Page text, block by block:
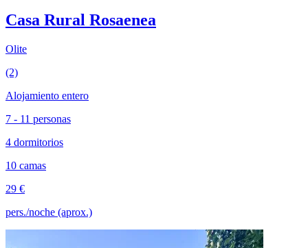
Casa Rural Rosaenea
Olite
(2)
Alojamiento entero
7 - 11 personas
4 dormitorios
10 camas
29 €
pers./noche (aprox.)